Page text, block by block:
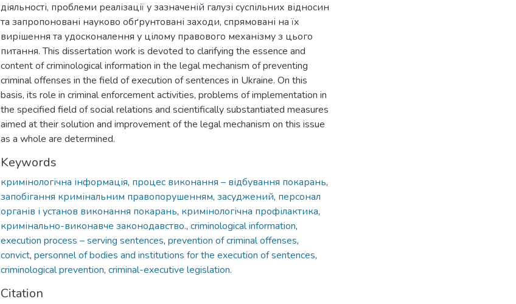
діяльності, проблеми реалізації у зазначеній галузі суспільних відносин
та запропоновані науково обґрунтовані заходи, спрямовані на їх
вирішення та удосконалення у цілому правового механізму з цього
питання. This dissertation work is devoted to clarifying the essence and
content of criminological information in the legal mechanism of preventing
criminal offenses in the field of execution of sentences in Ukraine. On this
basis, its role in criminal enforcement activities, problems of implementation in
the specified field of social relations and scientifically substantiated measures
aimed at their solution and improvement of the legal mechanism on this issue
as a whole are determined.
Keywords
кримінологічна інформація, процес виконання – відбування покарань,
запобігання кримінальним правопорушенням, засуджений, персонал
органів і установ виконання покарань, кримінологічна профілактика,
кримінально-виконавче законодавство., criminological information,
execution process – serving sentences, prevention of criminal offenses,
convict, personnel of bodies and institutions for the execution of sentences,
criminological prevention, criminal-executive legislation.
Citation